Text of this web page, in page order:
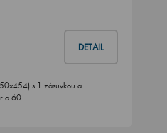
DETAIL
s 1 zásuvkou a
60